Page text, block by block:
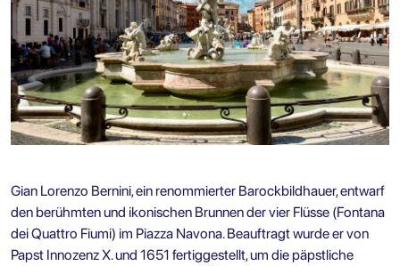
Gian Lorenzo Bernini, ein renommierter Barockbildhauer, entwarf
den berühmten und ikonischen Brunnen der vier Flüsse (Fontana
dei Quattro Fiumi) im Piazza Navona. Beauftragt wurde er von
Papst Innozenz X. und 1651 fertiggestellt, um die päpstliche